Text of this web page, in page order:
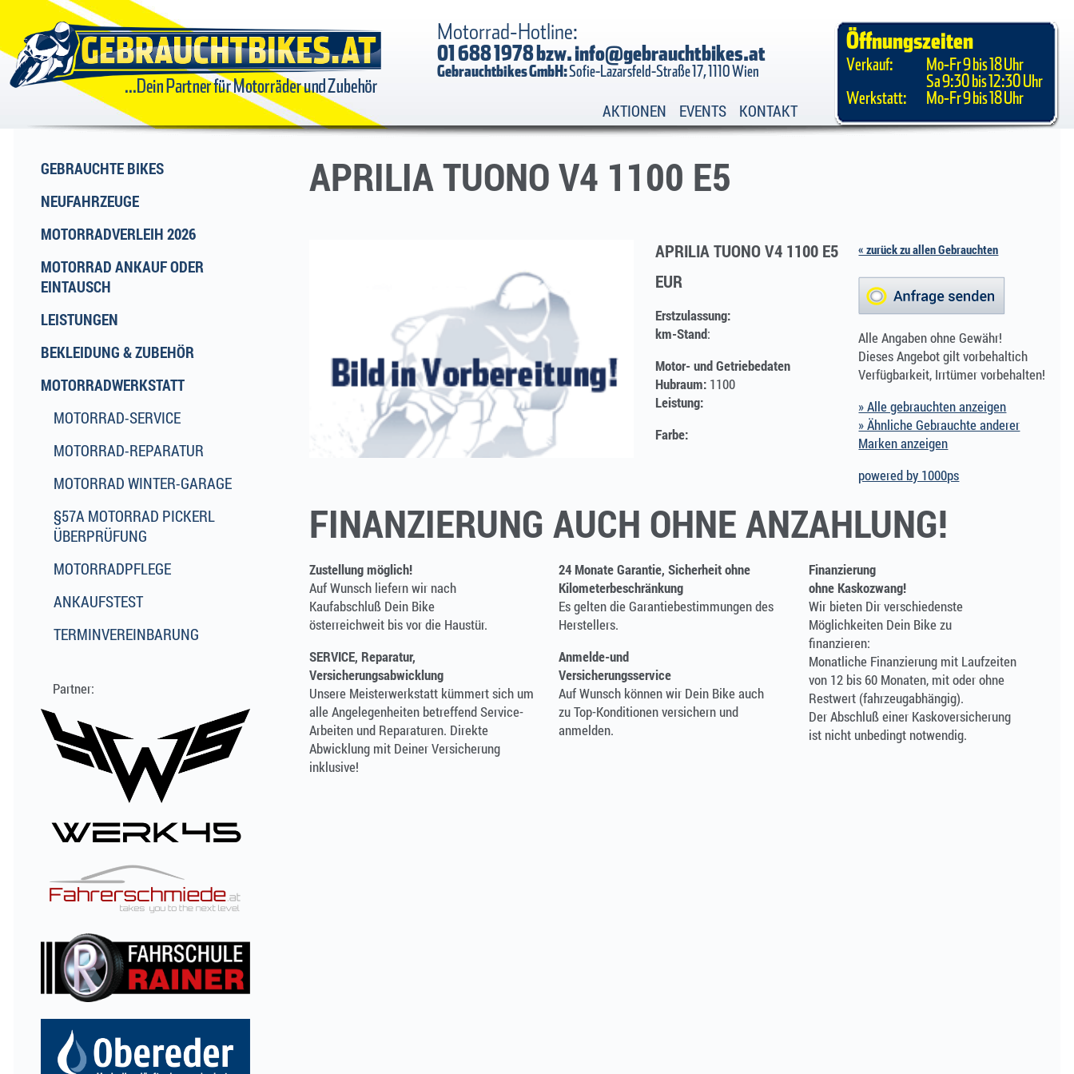
GEBRAUCHTBIKES
...DEIN
PARTNER FÜR
MOTORRÄDER
UND ZUBEHÖR
Motorrad-Hotline:
01 688 1978 bzw. info@gebrauchtbikes.at
Gebrauchtbikes GmbH:Sofie-Lazarsfeld-Straße 17, 1110 Wien
Öffnungszeiten
Verkauf:
Mo-Fr 9 bis 18 Uhr
Sa 9:30 bis 12:30 Uhr
Werkstatt:
Mo-Fr 9 bis 18 Uhr
AKTIONEN EVENTS KONTAKT
APRILIA TUONO V4 1100 E5
APRILIA TUONO V4 1100 E5
EUR
Erstzulassung:
km-Stand:
Motor- und Getriebedaten
Hubraum: 1100
Leistung:
Farbe:
« zurück zu allen Gebrauchten
Alle Angaben ohne Gewähr!
Dieses Angebot gilt vorbehaltich
Verfügbarkeit, Irrtümer vorbehalten!
» Alle gebrauchten anzeigen
» Ähnliche Gebrauchte anderer
Marken anzeigen
powered by 1000ps
FINANZIERUNG AUCH OHNE ANZAHLUNG!
Zustellung möglich!
Auf Wunsch liefern wir nach
Kaufabschluß Dein Bike
österreichweit bis vor die Haustür.
SERVICE, Reparatur,
Versicherungsabwicklung
Unsere Meisterwerkstatt kümmert sich um
alle Angelegenheiten betreffend Service-
Arbeiten und Reparaturen. Direkte
Abwicklung mit Deiner Versicherung
inklusive!
24 Monate Garantie, Sicherheit ohne
Kilometerbeschränkung
Es gelten die Garantiebestimmungen des
Herstellers.
Anmelde-und
Versicherungsservice
Auf Wunsch können wir Dein Bike auch
zu Top-Konditionen versichern und
anmelden.
Finanzierung
ohne Kaskozwang!
Wir bieten Dir verschiedenste
Möglichkeiten Dein Bike zu
finanzieren:
Monatliche Finanzierung mit Laufzeiten
von 12 bis 60 Monaten, mit oder ohne
Restwert (fahrzeugabhängig).
Der Abschluß einer Kaskoversicherung
ist nicht unbedingt notwendig.
GEBRAUCHTE BIKES
NEUFAHRZEUGE
MOTORRADVERLEIH 2026
MOTORRAD ANKAUF ODER
EINTAUSCH
LEISTUNGEN
BEKLEIDUNG & ZUBEHÖR
MOTORRADWERKSTATT
MOTORRAD-SERVICE
MOTORRAD-REPARATUR
MOTORRAD WINTER-GARAGE
§57A MOTORRAD PICKERL
ÜBERPRÜFUNG
MOTORRADPFLEGE
ANKAUFSTEST
TERMINVEREINBARUNG